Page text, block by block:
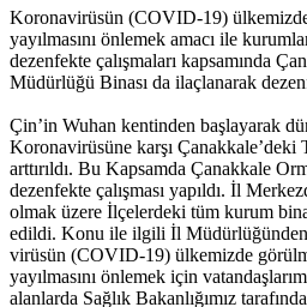
Koronavirüsün (COVID-19) ülkemizde
yayılmasını önlemek amacı ile
dezenfekte çalışmaları kapsamında
Müdürlüğü Binası da ilaçlanarak
Çin’in Wuhan kentinden başlayarak
Koronavirüsüne karşı
arttırıldı. Bu Kapsamda Çanakkale
dezenfekte çalışması yapıldı. İl
olmak üzere İlçelerdeki tüm kurum
edildi. Konu ile ilgili İl Müdürlüğünden
virüsün (COVID-19) ülkemizde
yayılmasını önlemek için
alanlarda Sağlık Bakanlığımız